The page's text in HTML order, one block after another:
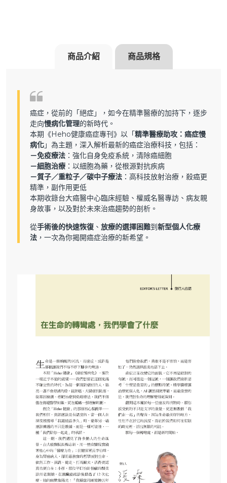
商品介紹 商品規格
癌症，從前的「絕症」，如今在精準醫療的加持下，逐步
走向慢病化管理的新時代。
本期《Heho健康癌症專刊》以「精準醫療助攻：癌症慢
病化」為主題，深入解析最新的癌症治療科技，包括：
－免疫療法 ：強化自身免疫系統，清除癌細胞
－細胞治療 ：以細胞為藥，從根源對抗疾病
－質子／重粒子／碳中子療法 ：高科技放射治療，殺癌更
精準，副作用更低
本期收錄台大癌醫中心臨床經驗、權威名醫專訪、病友親
身故事，以及對於未來治癌趨勢的剖析。
從手術後的快速恢復 、 放療的選擇困難到新型個人化療
法 ，一次為你揭開癌症治療的新希望。